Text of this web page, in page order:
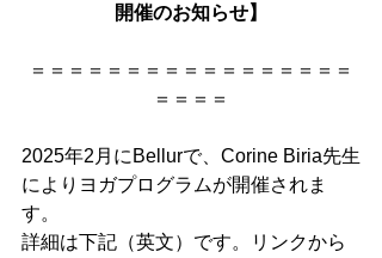
開催のお知らせ】
＝＝＝＝＝＝＝＝＝＝＝＝＝＝＝＝＝
＝＝＝＝
2025年2月にBellurで、Corine Biria先生
によりヨガプログラムが開催されま
す。
詳細は下記（英文）です。リンクから